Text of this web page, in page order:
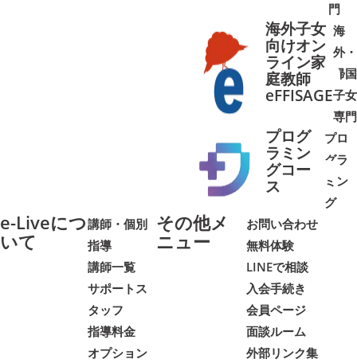
門
海外子女
向けオン
ライン家
庭教師
eFFISAGE
海
外・
帰国
子女
専門
➜➜
プログ
ラミン
グコー
ス
プロ
グラ
ミン
グ
➜➜
e-Liveにつ
いて
講師・個別
指導
講師一覧
サポートス
タッフ
指導料金
オプション
その他メ
ニュー
お問い合わせ
無料体験
LINEで相談
入会手続き
会員ページ
面談ルーム
外部リンク集